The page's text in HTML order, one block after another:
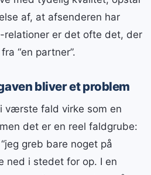
af, at afsenderen har
relationer er det ofte det, der
“en partner”.
bliver et problem
værste fald virke som en
det er en reel faldgrube:
greb bare noget på
ned i stedet for op. I en